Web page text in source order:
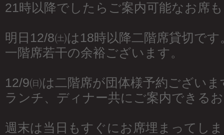
21時以降でしたらご案内可能なお席
明日12/8㈯は18時以降二階席貸切です
一階席若干の余裕ございます。
12/9㈰は二階席が団体様予約ございま
ランチ、ディナー共にご案内できる
週末は当日もすぐにお席埋まってし